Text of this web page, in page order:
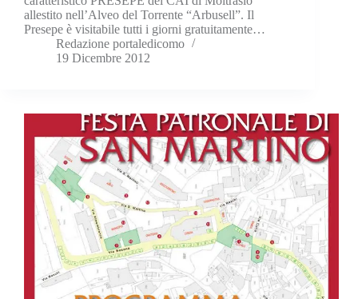
allestito nell’Alveo del Torrente “Arbusell”. Il
Presepe è visitabile tutti i giorni gratuitamente…
Redazione portaledicomo
19 Dicembre 2012